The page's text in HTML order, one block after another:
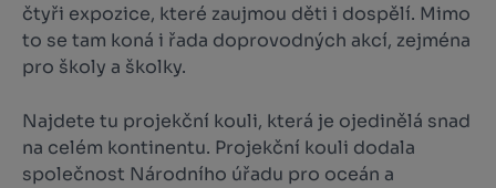
čtyři expozice, které zaujmou děti i dospělí. Mimo
to se tam koná i řada doprovodných akcí, zejména
pro školy a školky.
Najdete tu projekční kouli, která je ojedinělá snad
na celém kontinentu. Projekční kouli dodala
společnost Národního úřadu pro oceán a